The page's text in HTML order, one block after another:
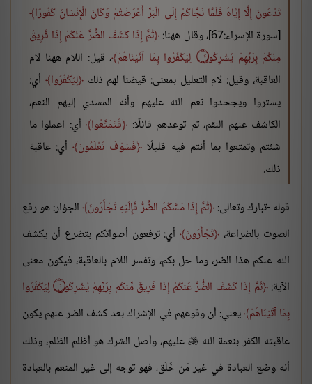
تَدْعُونَ إِلَّا إِيَّاهُ فَلَمَّا نَجَّاكُمْ إِلَى الْبَرِّ أَعْرَضْتُمْ وَكَانَ الْإِنْسَانُ كَفُورًا
[سورة الإسراء:67]، وقال ههنا:
ثُمَّ إِذَا كَشَفَ الضُّرَّ عَنْكُمْ إِذَا فَرِيقٌ
مِنْكُمْ بِرَبِّهِمْ يُشْرِكُونَ ۝ لِيَكْفُرُوا بِمَا آتَيْنَاهُمْ
، قيل: اللام ههنا لام
العاقبة، وقيل: لام التعليل بمعنى: قيضنا لهم ذلك لِيَكْفُرُوا أي:
يستروا ويجحدوا نعم الله عليهم وأنه المسدي إليهم النعم،
الكاشف عنهم النقم، ثم توعدهم قائلًا:
فَتَمَتَّعُوا أي: اعملوا ما
شئتم وتمتعوا بما أنتم فيه قليلًا فَسَوْفَ تَعْلَمُونَ أي: عاقبة
ذلك.
قوله -تبارك وتعالى: ثُمَّ إِذَا مَسَّكُمُ الضُّرُّ فَإِلَيْهِ تَجْأَرُونَ الجؤار: هو رفع
الصوت بالضراعة، تَجْأَرُونَ أي: ترفعون أصواتكم بتضرع أن يكشف
الله عنكم هذا الضر، وما حل بكم، وتفسر اللام بالعاقبة، فيكون معنى
الآية:
ثُمَّ إِذَا كَشَفَ الضُّرَّ عَنكُمْ إِذَا فَرِيقٌ مِّنكُم بِرَبِّهِمْ يُشْرِكُونَ ۝ لِيَكْفُرُوا
بِمَا آتَيْنَاهُمْ يعني: أن وقوعهم في الإشراك بعد كشف الضر عنهم يكون
عاقبته الكفر بنعمة الله عليهم، وأصل الشرك هو أظلم الظلم، وذلك
أنه وضع العبادة في غير مَن خَلَق، فهو توجه إلى غير المنعم بالعبادة